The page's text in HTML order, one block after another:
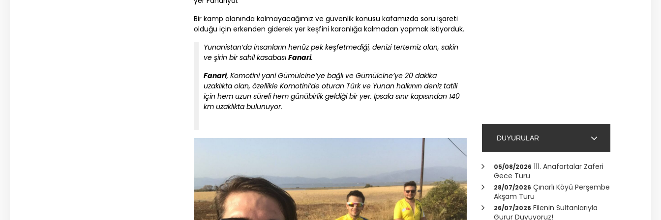
Bir kamp alanında kalmayacağımız ve güvenlik konusu kafamızda soru işareti
olduğu için erkenden giderek yer keşfini karanlığa kalmadan yapmak istiyorduk.
Yunanistan’da insanların henüz pek keşfetmediği, denizi tertemiz olan, sakin
ve şirin bir sahil kasabasıFanari.
Fanari, Komotini yani Gümülcine’ye bağlı ve Gümülcine’ye 20 dakika
uzaklıkta olan, özellikle Komotini’de oturan Türk ve Yunan halkının deniz tatili
için hem uzun süreli hem günübirlik geldiği bir yer. İpsala sınır kapısından 140
km uzaklıkta bulunuyor.
DUYURULAR
05/08/2026 111. Anafartalar Zaferi
Gece Turu
28/07/2026 Çınarlı Köyü Perşembe
Akşam Turu
26/07/2026 Filenin Sultanlarıyla
Gurur Duyuyoruz!